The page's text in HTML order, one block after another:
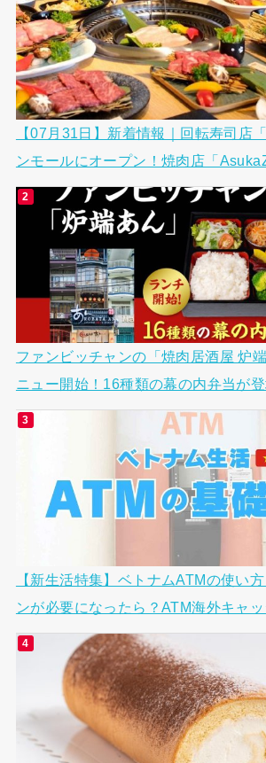
【07月31日】新着情報｜回転寿司店
ンモールにオープン！焼肉店「
ファンビッチャンの「焼肉居酒屋 炉
ニュー開始！16種類の幕の内弁当が
【新生活特集】ベトナムATMの使い
ンが必要になったら？ATM海外キャ